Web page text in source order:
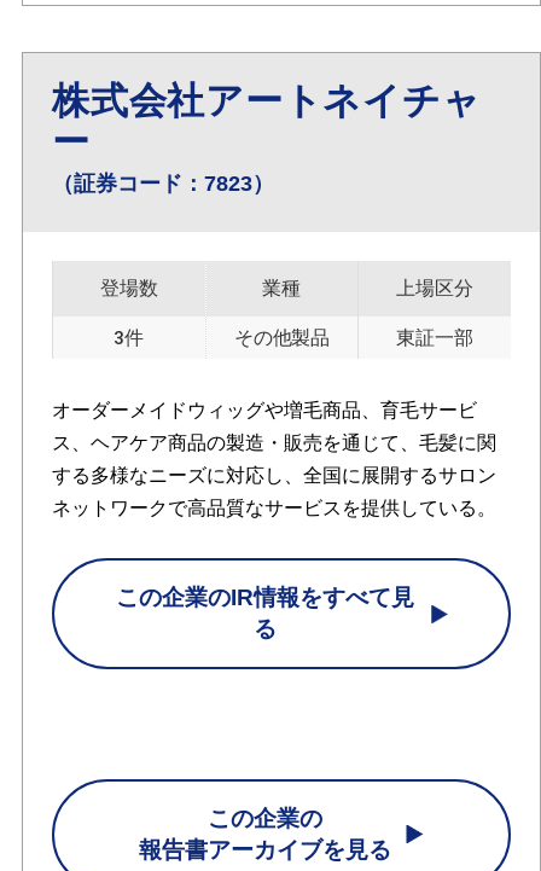
株式会社アートネイチャ
ー
（証券コード：7823）
登場数
3件
業種
その他製品
上場区分
東証一部
オーダーメイドウィッグや増毛商品、育毛サービ
ス、ヘアケア商品の製造・販売を通じて、毛髪に関
する多様なニーズに対応し、全国に展開するサロン
ネットワークで高品質なサービスを提供している。
この企業のIR情報をすべて見
る
この企業の
報告書アーカイブを見る